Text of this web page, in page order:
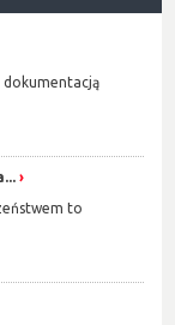
dokumentacją
to